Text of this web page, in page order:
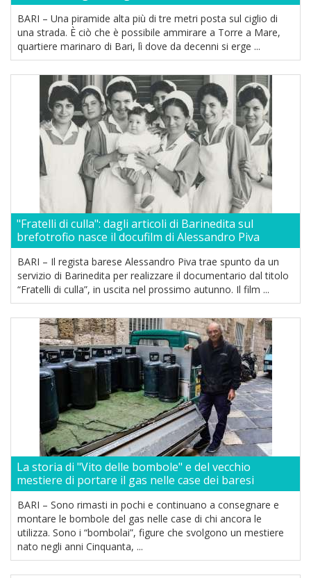
BARI – Una piramide alta più di tre metri posta sul ciglio di
una strada. È ciò che è possibile ammirare a Torre a Mare,
quartiere marinaro di Bari, lì dove da decenni si erge ...
"Fratelli di culla": dagli articoli di Barinedita sul
brefotrofio nasce il docufilm di Alessandro Piva
BARI – Il regista barese Alessandro Piva trae spunto da un
servizio di Barinedita per realizzare il documentario dal titolo
“Fratelli di culla”, in uscita nel prossimo autunno. Il film ...
La storia di "Vito delle bombole" e del vecchio
mestiere di portare il gas nelle case dei baresi
BARI – Sono rimasti in pochi e continuano a consegnare e
montare le bombole del gas nelle case di chi ancora le
utilizza. Sono i “bombolai”, figure che svolgono un mestiere
nato negli anni Cinquanta, ...